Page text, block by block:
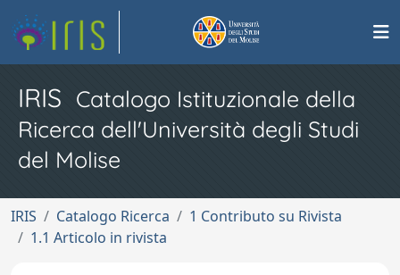
IRIS Catalogo Istituzionale della
Ricerca dell'Università degli Studi
del Molise
IRIS Catalogo Ricerca
1 Contributo su Rivista
1.1 Articolo in rivista